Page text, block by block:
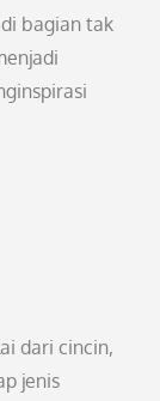
bagian tak
dari cincin,
jenis